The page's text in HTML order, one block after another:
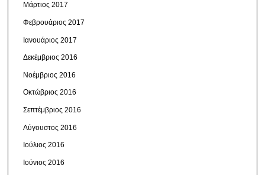
Μάρτιος 2017
Φεβρουάριος 2017
Ιανουάριος 2017
Δεκέμβριος 2016
Νοέμβριος 2016
Οκτώβριος 2016
Σεπτέμβριος 2016
Αύγουστος 2016
Ιούλιος 2016
Ιούνιος 2016